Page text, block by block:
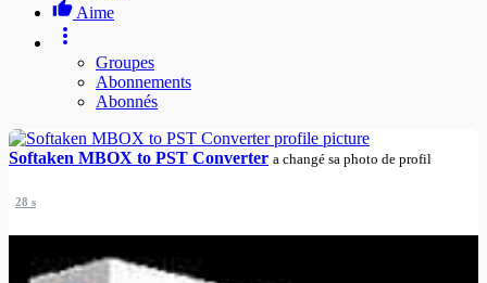
Aime
Groupes
Abonnements
Abonnés
Softaken MBOX to PST Converter a changé sa photo de profil
28 s